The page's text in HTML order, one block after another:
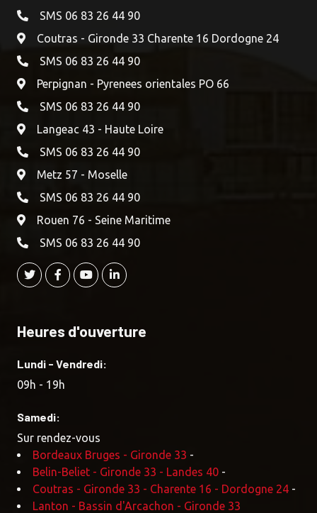
SMS 06 83 26 44 90
Coutras - Gironde 33 Charente 16 Dordogne 24
SMS 06 83 26 44 90
Perpignan - Pyrenees orientales PO 66
SMS 06 83 26 44 90
Langeac 43 - Haute Loire
SMS 06 83 26 44 90
Metz 57 - Moselle
SMS 06 83 26 44 90
Rouen 76 - Seine Maritime
SMS 06 83 26 44 90
Heures d'ouverture
Lundi - Vendredi:
09h - 19h
Samedi:
Sur rendez-vous
Bordeaux Bruges - Gironde 33 -
Belin-Beliet - Gironde 33 - Landes 40 -
Coutras - Gironde 33 - Charente 16 - Dordogne 24 -
Lanton - Bassin d'Arcachon - Gironde 33